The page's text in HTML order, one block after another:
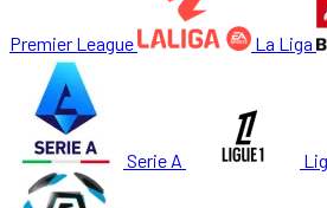
Premier League La Liga
Serie A